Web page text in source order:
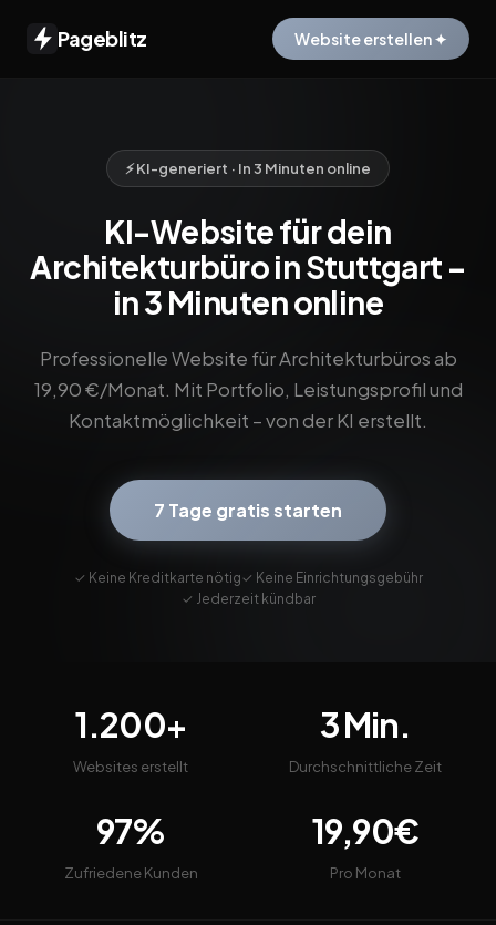
Pageblitz Website erstellen ✦
⚡ KI-generiert · In 3 Minuten online
KI-Website für dein
Architekturbüro in Stuttgart –
in 3 Minuten online
Professionelle Website für Architekturbüros ab
19,90 €/Monat. Mit Portfolio, Leistungsprofil und
Kontaktmöglichkeit – von der KI erstellt.
7 Tage gratis starten
✓ Keine Kreditkarte nötig✓ Keine Einrichtungsgebühr
✓ Jederzeit kündbar
1.200+
Websites erstellt
3 Min.
Durchschnittliche Zeit
97%
Zufriedene Kunden
19,90€
Pro Monat